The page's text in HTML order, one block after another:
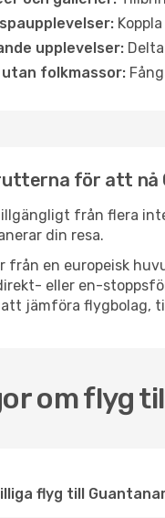
upplevelser:
folkmassor:
för att nå
från flera
din resa.
från en europeisk
eller en-
jämföra flygbolag,
om flyg
flyg till